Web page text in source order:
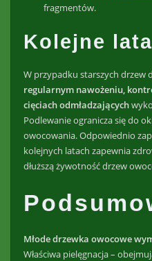
fragmentów.
Kolejne
W przypadku starszych drzew
regularnym nawożeniu,
cięciach odmładzających
Podlewanie ogranicza się do
owocowania. Odpowiednio
kolejnych latach zapewnia
dłuższą żywotność drzew
Młode drzewka owocowe
Właściwa pielęgnacja –